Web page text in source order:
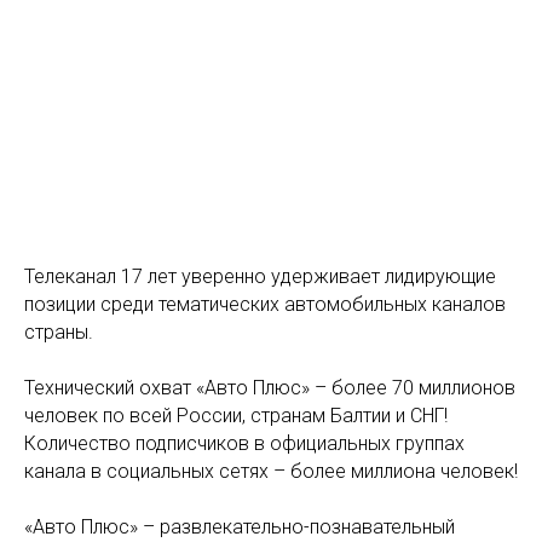
Телеканал 17 лет уверенно удерживает лидирующие
позиции среди тематических автомобильных каналов
страны.
Технический охват «Авто Плюс» – более 70 миллионов
человек по всей России, странам Балтии и СНГ!
Количество подписчиков в официальных группах
канала в социальных сетях – более миллиона человек!
«Авто Плюс» – развлекательно-познавательный